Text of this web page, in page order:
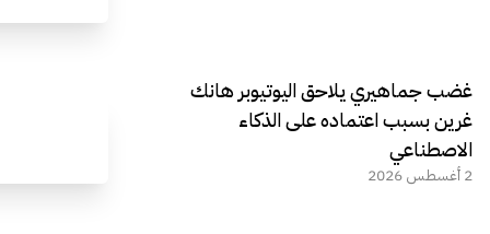
غضب جماهيري يلاحق اليوتيوبر هانك
غرين بسبب اعتماده على الذكاء
الاصطناعي
2 أغسطس 2026